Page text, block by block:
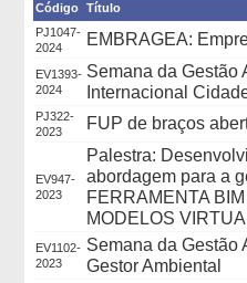
Código Título
PJ1047-
2024
EMBRAGEA:
EV1393-
2024
Semana da Gestão
Internacional
PJ322-
2023
FUP de braços
EV947-
2023
Palestra:
abordagem para a
FERRAMENTA
MODELOS
EV1102-
2023
Semana da Gestão
Gestor Ambiental